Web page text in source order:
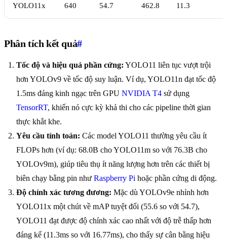
YOLO11x 640 54.7 462.8 11.3
Phân tích kết quả#
Tốc độ và hiệu quả phần cứng: YOLO11 liên tục vượt trội
hơn YOLOv9 về tốc độ suy luận. Ví dụ, YOLO11n đạt tốc độ
1.5ms đáng kinh ngạc trên GPU NVIDIA T4 sử dụng
TensorRT, khiến nó cực kỳ khả thi cho các pipeline thời gian
thực khắt khe.
Yêu cầu tính toán: Các model YOLO11 thường yêu cầu ít
FLOPs hơn (ví dụ: 68.0B cho YOLO11m so với 76.3B cho
YOLOv9m), giúp tiêu thụ ít năng lượng hơn trên các thiết bị
biên chạy bằng pin như Raspberry Pi hoặc phần cứng di động.
Độ chính xác tương đương: Mặc dù YOLOv9e nhỉnh hơn
YOLO11x một chút về mAP tuyệt đối (55.6 so với 54.7),
YOLO11 đạt được độ chính xác cao nhất với độ trễ thấp hơn
đáng kể (11.3ms so với 16.77ms), cho thấy sự cân bằng hiệu